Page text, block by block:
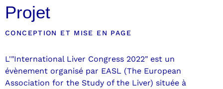
Projet
CONCEPTION ET MISE EN PAGE
L'"International Liver Congress 2022" est un
évènement organisé par EASL (The European
Association for the Study of the Liver) située à